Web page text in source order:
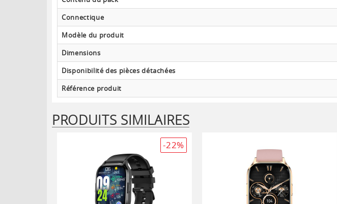
Connectique
Modèle du produit
Dimensions
Disponibilité des pièces détachées
Référence produit
PRODUITS SIMILAIRES
-22%